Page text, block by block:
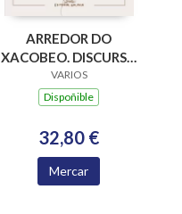
ARREDOR DO
XACOBEO. DISCURSO
DAS ACADEMICAS E
ACADEMICOS
ACADEMIA
XACOBEA 2016-2024
VARIOS
Dispoñible
32,80 €
Mercar